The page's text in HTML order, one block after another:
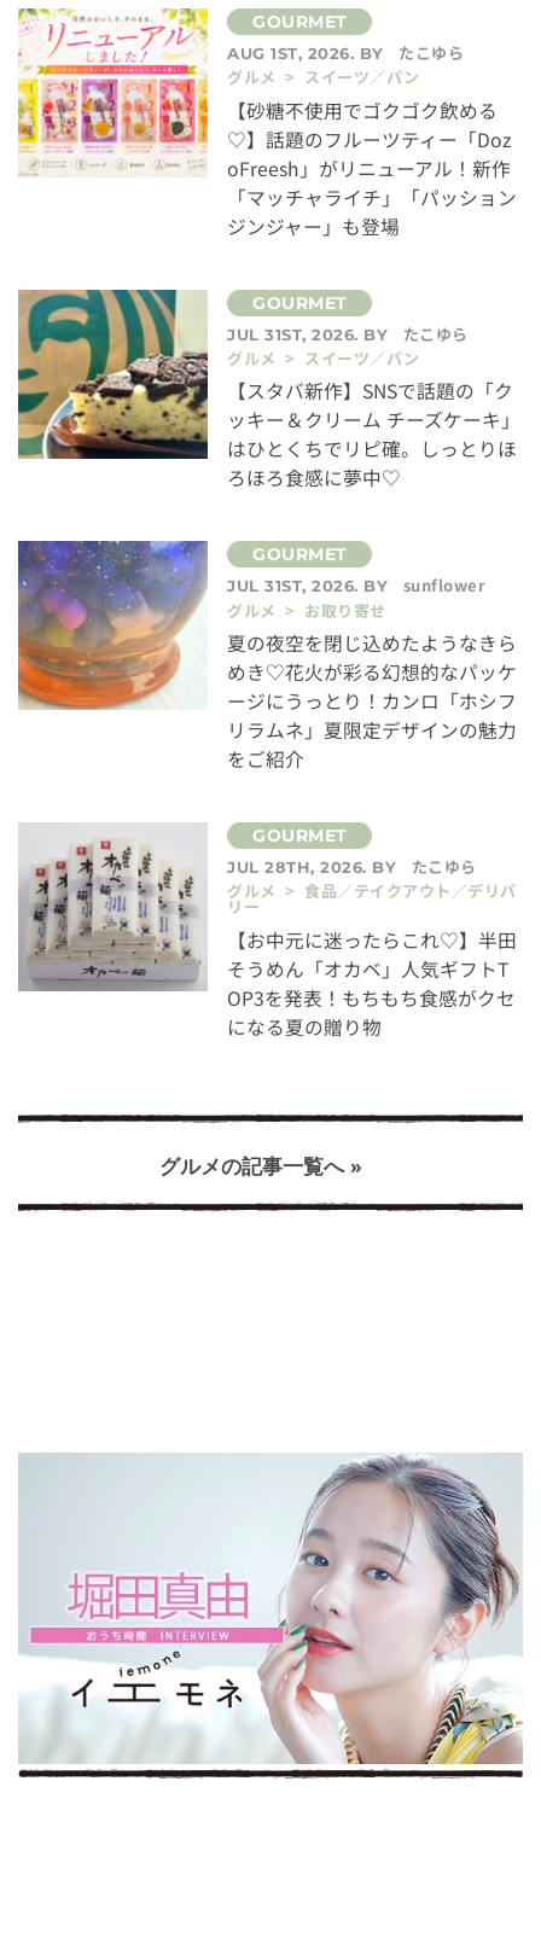
AUG 1ST, 2026. BY
たこゆら
グルメ > スイーツ／パン
【砂糖不使用でゴクゴク飲める
♡】話題のフルーツティー「Doz
oFreesh」がリニューアル！新作
「マッチャライチ」「パッション
ジンジャー」も登場
JUL 31ST, 2026. BY
たこゆら
グルメ > スイーツ／パン
【スタバ新作】SNSで話題の「ク
ッキー＆クリーム チーズケーキ」
はひとくちでリピ確。しっとりほ
ろほろ食感に夢中♡
JUL 31ST, 2026. BY
sunflower
グルメ > お取り寄せ
夏の夜空を閉じ込めたようなきら
めき♡花火が彩る幻想的なパッケ
ージにうっとり！カンロ「ホシフ
リラムネ」夏限定デザインの魅力
をご紹介
JUL 28TH, 2026. BY
たこゆら
グルメ > 食品／テイクアウト／デリバ
リー
【お中元に迷ったらこれ♡】半田
そうめん「オカベ」人気ギフトT
OP3を発表！もちもち食感がクセ
になる夏の贈り物
グルメの記事一覧へ »